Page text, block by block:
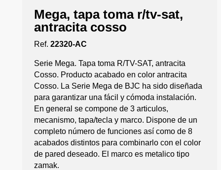
Mega, tapa toma r/tv-sat,
antracita cosso
Ref. 22320-AC
Serie Mega. Tapa toma R/TV-SAT, antracita
Cosso. Producto acabado en color antracita
Cosso. La Serie Mega de BJC ha sido diseñada
para garantizar una fácil y cómoda instalación.
En general se compone de 3 articulos,
mecanismo, tapa/tecla y marco. Dispone de un
completo número de funciones así como de 8
acabados distintos para combinarlo con el color
de pared deseado. El marco es metalico tipo
zamak.